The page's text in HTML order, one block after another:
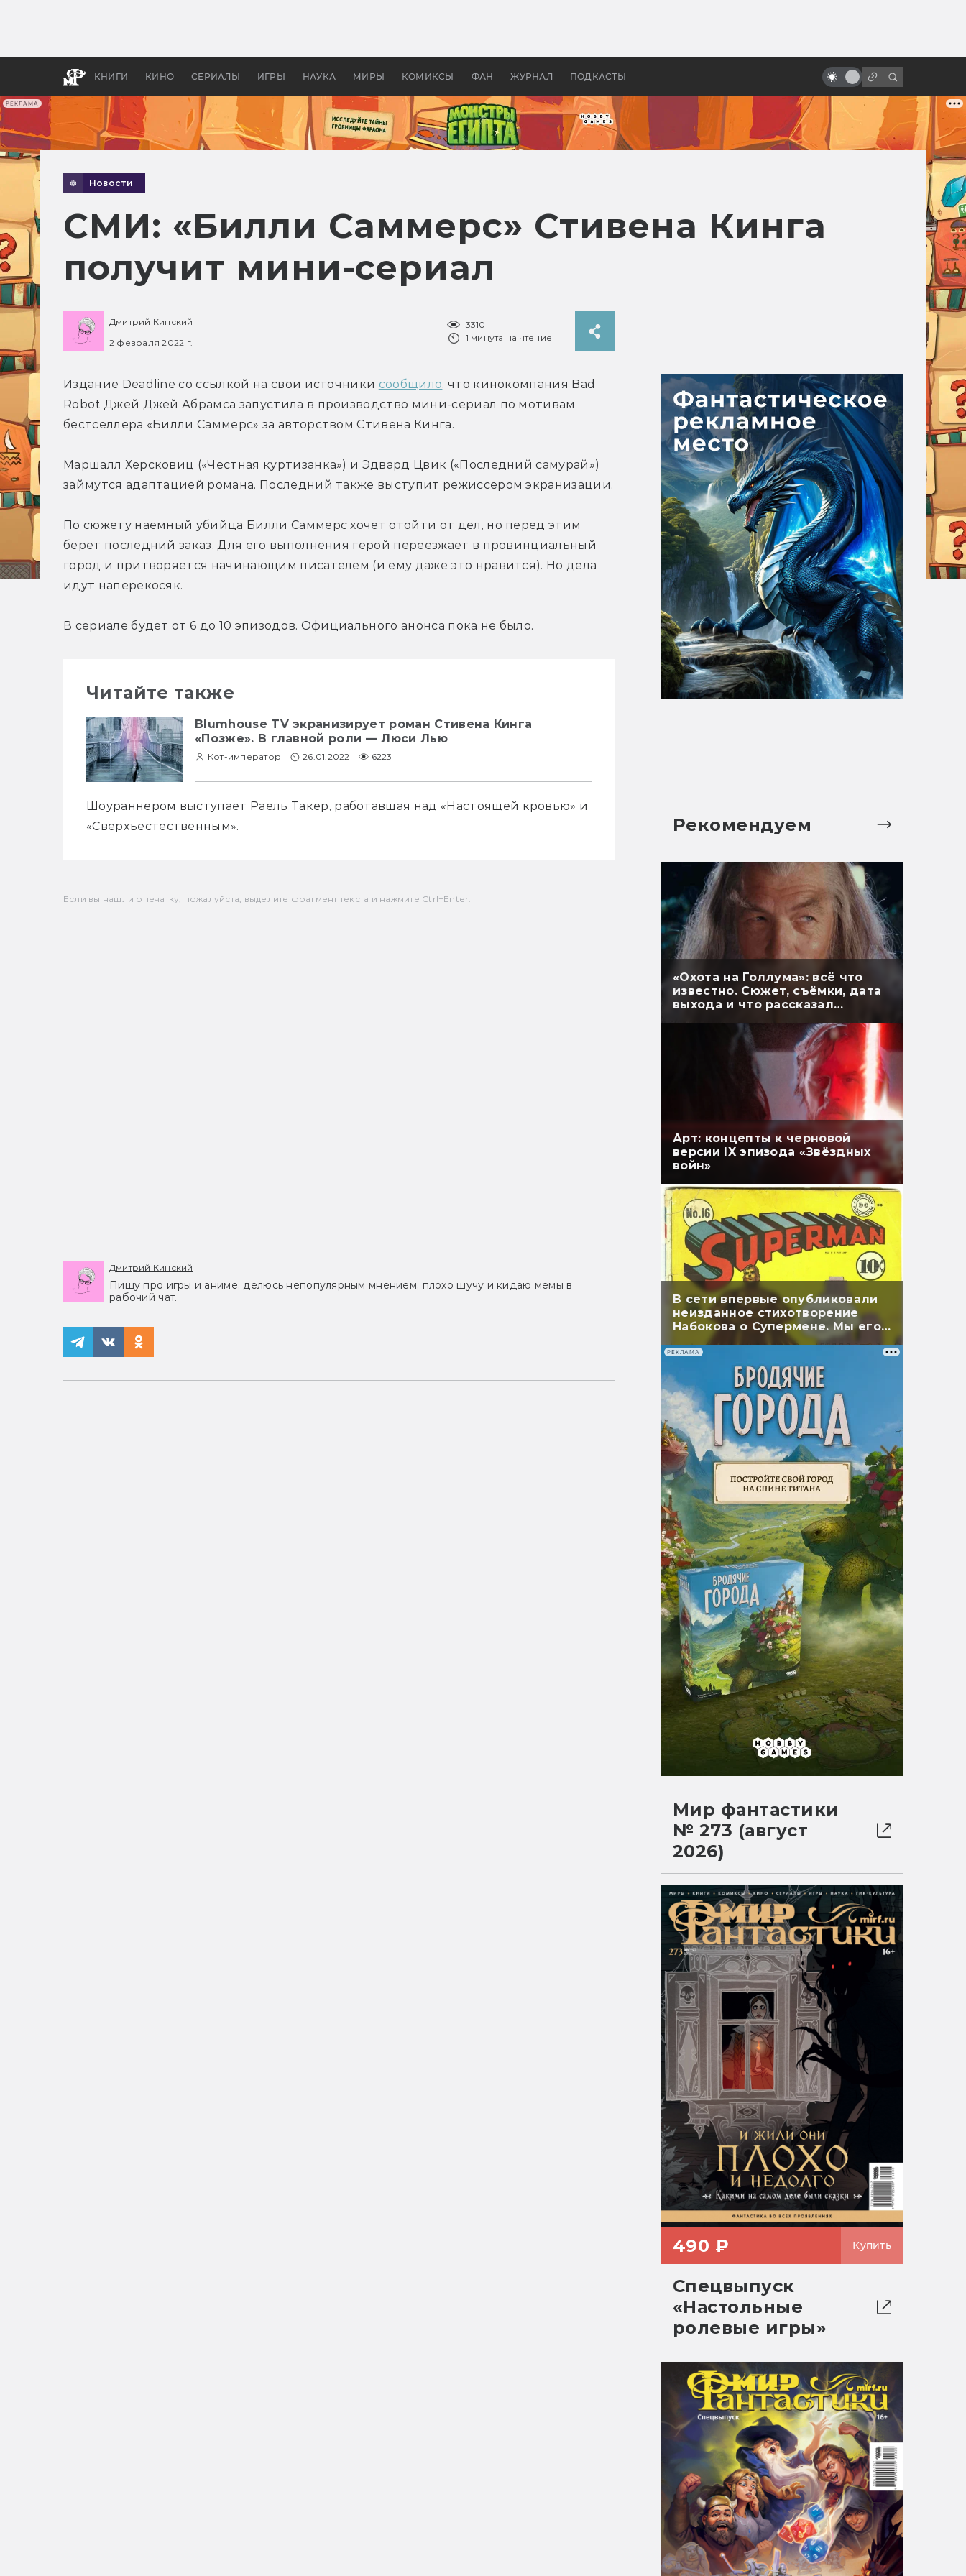
РЕКЛАМА
КНИГИ КИНО СЕРИАЛЫ ИГРЫ НАУКА МИРЫ КОМИКСЫ ФАН ЖУРНАЛ ПОДКАСТЫ
апокалипсис, в России —
бы «Властелина колец»
худшего к лучшему
Новости
СМИ: «Билли Саммерс» Стивена Кинга
получит мини-сериал
Дмитрий Кинский
2 февраля 2022 г.
3310
1 минута на чтение
Издание Deadline со ссылкой на свои источники сообщило, что кинокомпания Bad
Robot Джей Джей Абрамса запустила в производство мини-сериал по мотивам
бестселлера «Билли Саммерс» за авторством Стивена Кинга.
Маршалл Херсковиц («Честная куртизанка») и Эдвард Цвик («Последний самурай»)
займутся адаптацией романа. Последний также выступит режиссером экранизации.
По сюжету наемный убийца Билли Саммерс хочет отойти от дел, но перед этим
берет последний заказ. Для его выполнения герой переезжает в провинциальный
город и притворяется начинающим писателем (и ему даже это нравится). Но дела
идут наперекосяк.
В сериале будет от 6 до 10 эпизодов. Официального анонса пока не было.
Читайте также
Blumhouse TV экранизирует роман Стивена Кинга
«Позже». В главной роли — Люси Лью
Кот-император 26.01.2022 6223
Шоураннером выступает Раель Такер, работавшая над «Настоящей кровью» и
«Сверхъестественным».
Если вы нашли опечатку, пожалуйста, выделите фрагмент текста и нажмите Ctrl+Enter.
Дмитрий Кинский
Пишу про игры и аниме, делюсь непопулярным мнением, плохо шучу и кидаю мемы в
рабочий чат.
Рекомендуем
«Охота на Голлума»: всё что
известно. Сюжет, съёмки, дата
выхода и что рассказал
Арт: концепты к черновой
версии IX эпизода «Звёздных
войн»
В сети впервые опубликовали
неизданное стихотворение
Набокова о Супермене. Мы его
перевели
РЕКЛАМА
Мир фантастики
№ 273 (август
2026)
490 ₽ Купить
Спецвыпуск
«Настольные
ролевые игры»